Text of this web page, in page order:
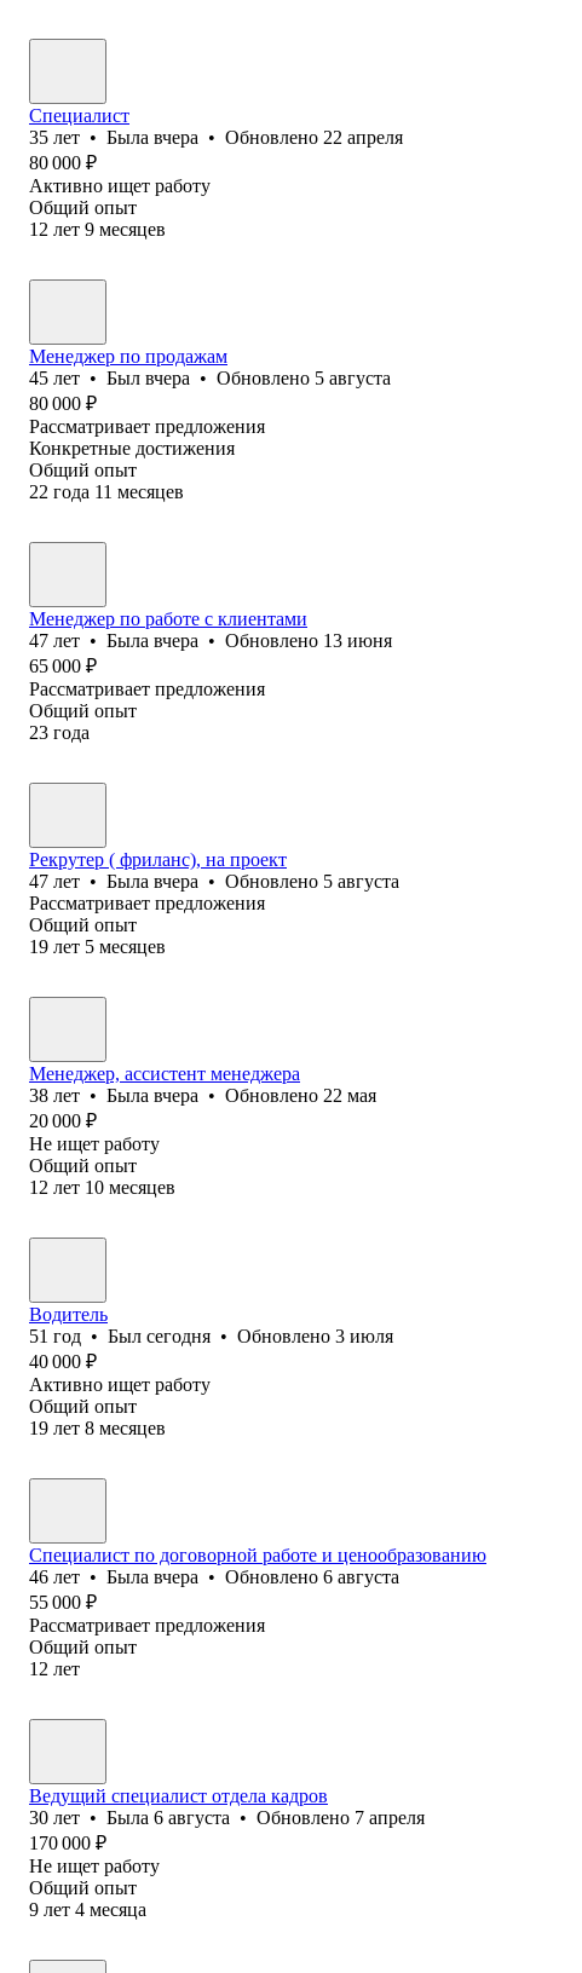
Специалист
35 лет • Была вчера • Обновлено 22 апреля
80 000 ₽
Активно ищет работу
Общий опыт
12 лет 9 месяцев
Менеджер по продажам
45 лет • Был вчера • Обновлено 5 августа
80 000 ₽
Рассматривает предложения
Конкретные достижения
Общий опыт
22 года 11 месяцев
Менеджер по работе с клиентами
47 лет • Была вчера • Обновлено 13 июня
65 000 ₽
Рассматривает предложения
Общий опыт
23 года
Рекрутер ( фриланс), на проект
47 лет • Была вчера • Обновлено 5 августа
Рассматривает предложения
Общий опыт
19 лет 5 месяцев
Менеджер, ассистент менеджера
38 лет • Была вчера • Обновлено 22 мая
20 000 ₽
Не ищет работу
Общий опыт
12 лет 10 месяцев
Водитель
51 год • Был сегодня • Обновлено 3 июля
40 000 ₽
Активно ищет работу
Общий опыт
19 лет 8 месяцев
Специалист по договорной работе и ценообразованию
46 лет • Была вчера • Обновлено 6 августа
55 000 ₽
Рассматривает предложения
Общий опыт
12 лет
Ведущий специалист отдела кадров
30 лет • Была 6 августа • Обновлено 7 апреля
170 000 ₽
Не ищет работу
Общий опыт
9 лет 4 месяца